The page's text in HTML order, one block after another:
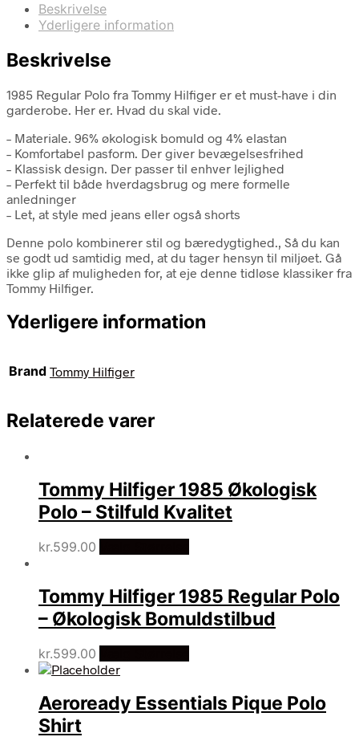
Beskrivelse
Yderligere information
Beskrivelse
1985 Regular Polo fra Tommy Hilfiger er et must-have i din
garderobe. Her er. Hvad du skal vide.
– Materiale. 96% økologisk bomuld og 4% elastan
– Komfortabel pasform. Der giver bevægelsesfrihed
– Klassisk design. Der passer til enhver lejlighed
– Perfekt til både hverdagsbrug og mere formelle
anledninger
– Let, at style med jeans eller også shorts
Denne polo kombinerer stil og bæredygtighed., Så du kan
se godt ud samtidig med, at du tager hensyn til miljøet. Gå
ikke glip af muligheden for, at eje denne tidløse klassiker fra
Tommy Hilfiger.
Yderligere information
Brand Tommy Hilfiger
Relaterede varer
Tommy Hilfiger 1985 Økologisk
Polo – Stilfuld Kvalitet
kr.599.00
Tommy Hilfiger 1985 Regular Polo
– Økologisk Bomuldstilbud
kr.599.00
Aeroready Essentials Pique Polo
Shirt